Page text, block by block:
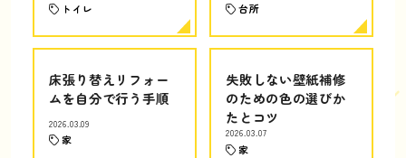
トイレ 台所
床張り替えリフォー
ムを自分で行う手順
2026.03.09
家
失敗しない壁紙補修
のための色の選びか
たとコツ
2026.03.07
家